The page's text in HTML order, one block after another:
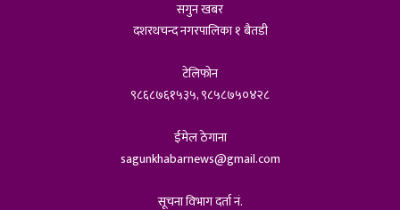
सगुन खबर
दशरथचन्द नगरपालिका १ बैतडी
टेलिफोन
९८६८७६१५३५, ९८५८७५०४२८
ईमेल ठेगाना
sagunkhabarnews@gmail.com
सूचना विभाग दर्ता नं.